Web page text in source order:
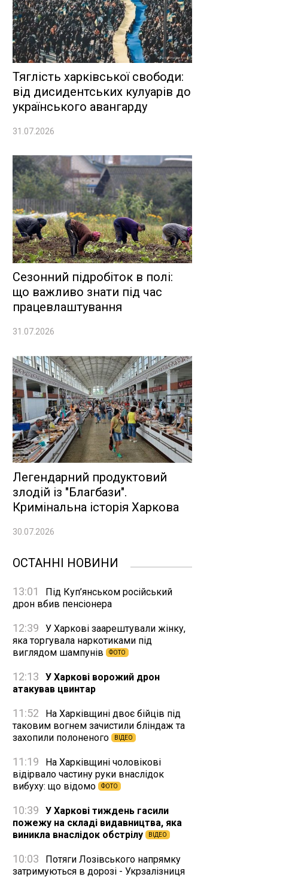
Тяглість харківської свободи:
від дисидентських кулуарів до
українського авангарду
31.07.2026
Сезонний підробіток в полі:
що важливо знати під час
працевлаштування
31.07.2026
Легендарний продуктовий
злодій із "Благбази".
Кримінальна історія Харкова
30.07.2026
ОСТАННІ НОВИНИ
13:01
Під Куп’янськом російський
дрон вбив пенсіонера
12:39
У Харкові заарештували жінку,
яка торгувала наркотиками під
виглядом шампунів
ФОТО
12:13
У Харкові ворожий дрон
атакував цвинтар
11:52
На Харківщині двоє бійців під
таковим вогнем зачистили бліндаж та
захопили полоненого
ВІДЕО
11:19
На Харківщині чоловікові
відірвало частину руки внаслідок
вибуху: що відомо
ФОТО
10:39
У Харкові тиждень гасили
пожежу на складі видавництва, яка
виникла внаслідок обстрілу
ВІДЕО
10:03
Потяги Лозівського напрямку
затримуються в дорозі - Укрзалізниця